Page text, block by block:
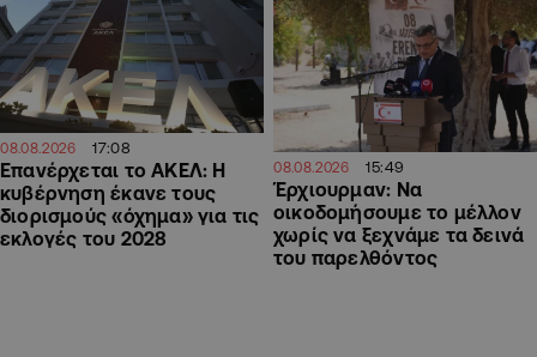
08.08.2026 17:08
Επανέρχεται το ΑΚΕΛ: Η
κυβέρνηση έκανε τους
διορισμούς «όχημα» για τις
εκλογές του 2028
08.08.2026 15:49
Έρχιουρμαν: Να
οικοδομήσουμε το μέλλον
χωρίς να ξεχνάμε τα δεινά
του παρελθόντος